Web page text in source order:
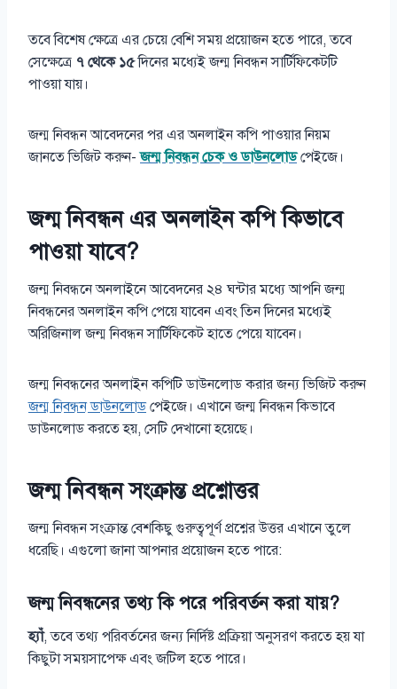
তবে বিশেষ ক্ষেত্রে এর চেয়ে বেশি সময় প্রয়োজন হতে পারে, তবে
সেক্ষেত্রে ৭ থেকে ১৫দিনের মধ্যেই জন্ম নিবন্ধন সার্টিফিকেটটি
পাওয়া যায়।
জন্ম নিবন্ধন আবেদনের পর এর অনলাইন কপি পাওয়ার নিয়ম
জানতে ভিজিট করুন-জন্ম নিবন্ধন চেক ও ডাউনলোডপেইজে।
জন্ম নিবন্ধন এর অনলাইন কপি কিভাবে
পাওয়া যাবে?
জন্ম নিবন্ধনে অনলাইনে আবেদনের ২৪ ঘন্টার মধ্যে আপনি জন্ম
নিবন্ধনের অনলাইন কপি পেয়ে যাবেন এবং তিন দিনের মধ্যেই
অরিজিনাল জন্ম নিবন্ধন সার্টিফিকেট হাতে পেয়ে যাবেন।
জন্ম নিবন্ধনের অনলাইন কপিটি ডাউনলোড করার জন্য ভিজিট করুন
জন্ম নিবন্ধন ডাউনলোডপেইজে। এখানে জন্ম নিবন্ধন কিভাবে
ডাউনলোড করতে হয়, সেটি দেখানো হয়েছে।
জন্ম নিবন্ধন সংক্রান্ত প্রশ্নোত্তর
জন্ম নিবন্ধন সংক্রান্ত বেশকিছু গুরুত্বপূর্ণ প্রশ্নের উত্তর এখানে তুলে
ধরেছি। এগুলো জানা আপনার প্রয়োজন হতে পারে:
জন্ম নিবন্ধনের তথ্য কি পরে পরিবর্তন করা যায়?
হ্যাঁ, তবে তথ্য পরিবর্তনের জন্য নির্দিষ্ট প্রক্রিয়া অনুসরণ করতে হয় যা
কিছুটা সময়সাপেক্ষ এবং জটিল হতে পারে।